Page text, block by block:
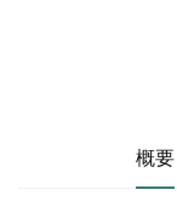
概要